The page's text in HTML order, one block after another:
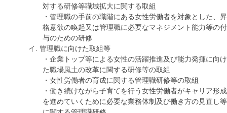
対する研修等職域拡大に関する取組
・管理職の手前の職階にある女性労働者を対象とした、昇
格意欲の喚起又は管理職に必要なマネジメント能力等の付
与のための研修
イ. 管理職に向けた取組等
・企業トップ等による女性の活躍推進及び能力発揮に向け
た職場風土の改革に関する研修等の取組
・女性労働者の育成に関する管理職研修等の取組
・働き続けながら子育てを行う女性労働者がキャリア形成
を進めていくために必要な業務体制及び働き方の見直し等